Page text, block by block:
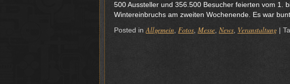
500 Aussteller und 356.500 Besucher feierten vom 1.
Wintereinbruchs am zweiten Wochenende. Es war
Posted in Allgemein Fotos Messe News Veranstaltung |